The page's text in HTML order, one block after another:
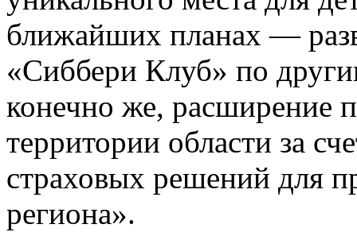
ближайших планах —
«Сиббери Клуб» по
конечно же, расширение
территории области за
страховых решений для
региона».